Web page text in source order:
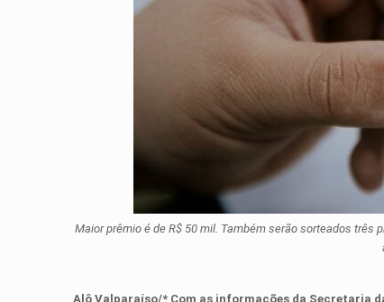
Maior prêmio é de R$ 50 mil. Também serão sorteados três
Alô Valparaíso/* Com as informações d a Secretaria